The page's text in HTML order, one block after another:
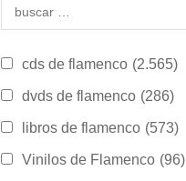
cds de flamenco (2.565)
dvds de flamenco (286)
libros de flamenco (573)
Vinilos de Flamenco (96)